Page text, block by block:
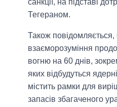
санкції, на підставі
Тегераном.
Також
взаєморозуміння
вогню на 60 днів,
яких відбудуться
містить рамки для
запасів збагаченого